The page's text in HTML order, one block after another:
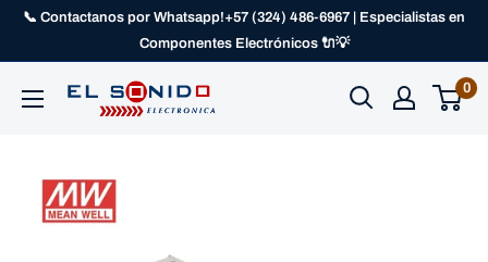
📞 Contactanos por Whatsapp!+57 (324) 486-6967 | Especialistas en
Componentes Electrónicos 🔌💡
0